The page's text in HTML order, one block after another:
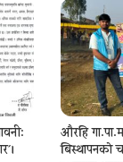
औरहि
बिस्थापनकाे